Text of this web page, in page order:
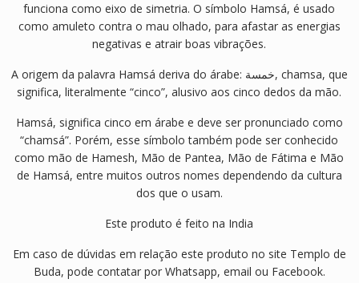
funciona como eixo de simetria. O símbolo Hamsá, é usado
como amuleto contra o mau olhado, para afastar as energias
negativas e atrair boas vibrações.
A origem da palavra Hamsá deriva do árabe: خمسة, chamsa, que
significa, literalmente “cinco”, alusivo aos cinco dedos da mão.
Hamsá, significa cinco em árabe e deve ser pronunciado como
“chamsá”. Porém, esse símbolo também pode ser conhecido
como mão de Hamesh, Mão de Pantea, Mão de Fátima e Mão
de Hamsá, entre muitos outros nomes dependendo da cultura
dos que o usam.
Este produto é feito na India
Em caso de dúvidas em relação este produto no site Templo de
Buda, pode contatar por Whatsapp, email ou Facebook.